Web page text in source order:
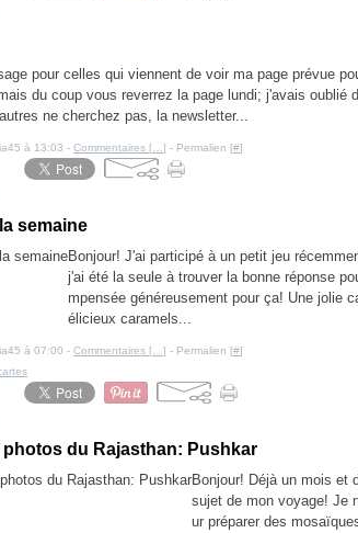
pour celles qui viennent de voir ma page prévue
du coup vous reverrez la page lundi; j'avais oublié
ne cherchez pas, la newsletter...
à 13:03 - Commentaires [ ] - Permalien [#]
semaine
Bonjour! J'ai participé à un petit jeu
j'ai été la seule à trouver la bonne réponse
mpensée généreusement pour ça! Une jolie
élicieux caramels...
à 07:00 - Commentaires [ ] - Permalien [#]
du Rajasthan: Pushkar
Bonjour! Déjà un mois et
sujet de mon voyage! Je
ur préparer des